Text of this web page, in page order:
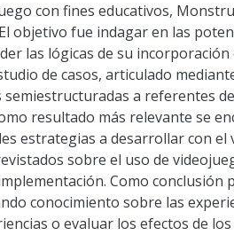
con fines educativos,
objetivo fue indagar en las
las lógicas de su
de casos, articulado
a referentes
resultado más relevante se
estrategias a desarrollar con el
sobre el uso de
Como conclusión
conocimiento sobre las
o evaluar los efectos de